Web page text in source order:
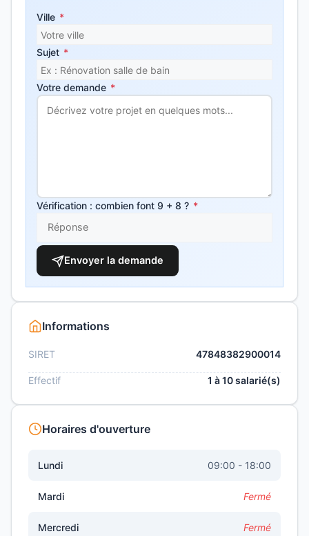
Ville *
Sujet *
Votre demande *
Vérification : combien font 9 + 8 ? *
Envoyer la demande
Informations
SIRET 47848382900014
Effectif 1 à 10 salarié(s)
Horaires d'ouverture
Lundi 09:00 - 18:00
Mardi Fermé
Mercredi Fermé